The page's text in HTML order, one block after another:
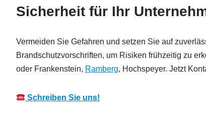
Sicherheit für Ihr
Vermeiden Sie Gefahren und setzen Sie auf
Brandschutzvorschriften, um Risiken frühzeitig zu
oder Frankenstein, Ramberg, Hochspeyer. Jetzt
Schreiben Sie uns!